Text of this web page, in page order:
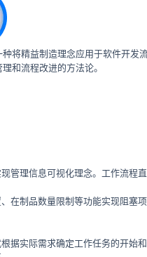
将精益制造理念应用于软件开发
和流程改进的方法论。
管理信息可视化理念。工作流程
在制品数量限制等功能实现阻塞
据实际需求确定工作任务的开始